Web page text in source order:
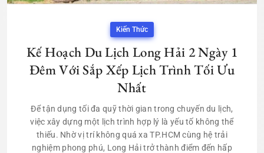
Kiến Thức
Kế Hoạch Du Lịch Long Hải 2 Ngày 1
Đêm Với Sắp Xếp Lịch Trình Tối Ưu
Nhất
Để tận dụng tối đa quỹ thời gian trong chuyến du lịch,
việc xây dựng một lịch trình hợp lý là yếu tố không thể
thiếu. Nhờ vị trí không quá xa TP.HCM cùng hệ trải
nghiệm phong phú, Long Hải trở thành điểm đến hấp